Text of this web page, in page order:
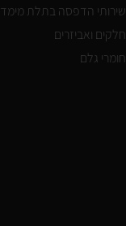
שירותי הדפסה בתלת מימד
חלקים ואביזרים
חומרי גלם